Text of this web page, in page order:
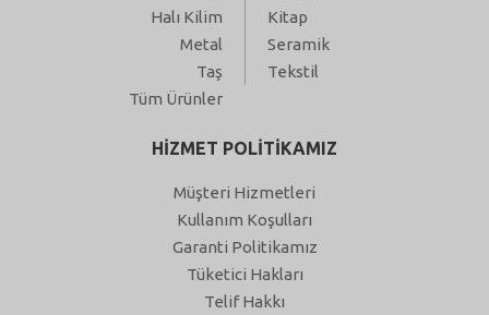
Halı Kilim
Kitap
Metal
Seramik
Taş
Tekstil
Tüm Ürünler
HİZMET POLİTİKAMIZ
Müşteri Hizmetleri
Kullanım Koşulları
Garanti Politikamız
Tüketici Hakları
Telif Hakkı